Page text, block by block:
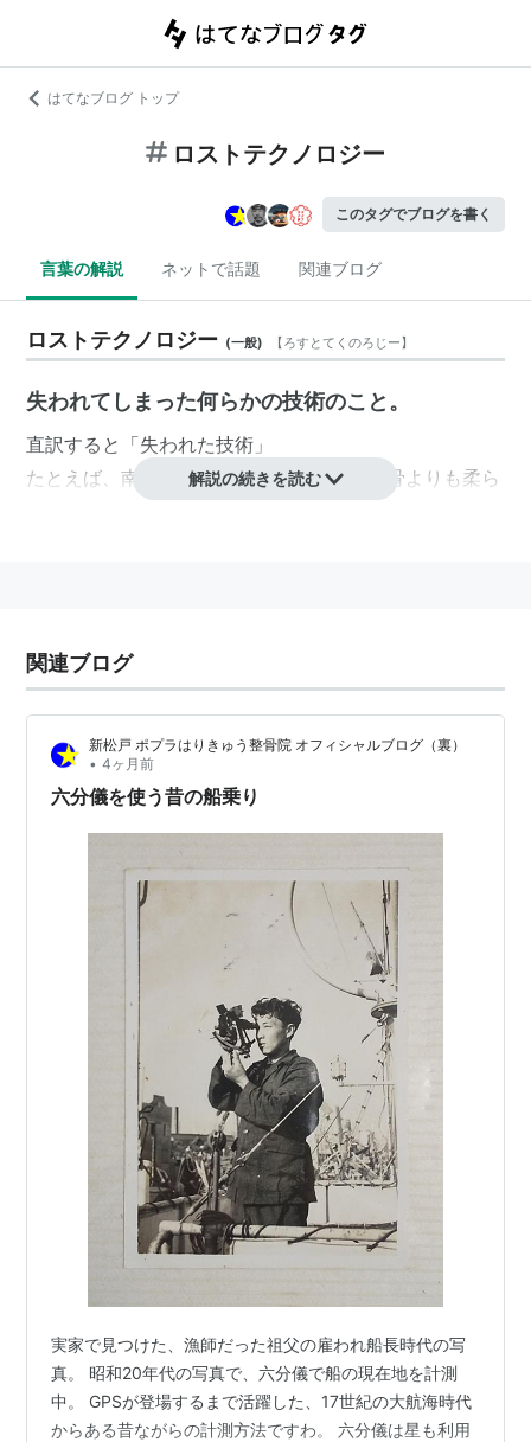
はてなブログ トップ
ロストテクノロジー
このタグでブログを書く
言葉の解説 ネットで話題 関連ブログ
ロストテクノロジー (一般) 【ろすとてくのろじー】
失われてしまった何らかの技術のこと。
直訳すると「失われた技術」
たとえば、南米を中心とする文明では、人骨よりも柔ら
他にも、石と石の間に紙が通らない組石壁や、一年を
365.17日と計算していた目視天文学などがある。
アラビアで12世紀頃作られていたダマスカス鋼のシャム
シールなども、現在ではその製法や金属の混合比率など
ー化しつつある。
ロストテクノロジーになる理由は、
一つの社会の崩壊に伴い、伝承者がいなくなったか
ら。（南米文明の例）
環境の変動によってその技術を支える基盤が消失す
るから。（アラビアの例）
別のテクノロジーの発明により、それまでのテクノ
ロジーが不要になるから。（剣から銃にシフトした
全ての社会）
等が挙げられる。
あまりの古さにフォローしきれなくなった為、
「失われた技術」と称されるあらゆる物。
悪く言えば、がらくた。
ゲームマシンに例えると、アルカディア、インテレビジ
ョン、光速船、ぴゅう太、カセットビジョン、ファミリ
解説の続きを読む
関連ブログ
新松戸 ポプラはりきゅう整骨院 オフィシャルブログ（裏）
• 4ヶ月前
六分儀を使う昔の船乗り
実家で見つけた、漁師だった祖父の雇われ船長時代の写
真。 昭和20年代の写真で、六分儀で船の現在地を計測
中。 GPSが登場するまで活躍した、17世紀の大航海時代
からある昔ながらの計測方法ですわ。 六分儀は星も利用